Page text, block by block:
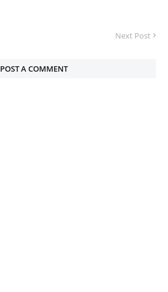
Next Post
POST A COMMENT